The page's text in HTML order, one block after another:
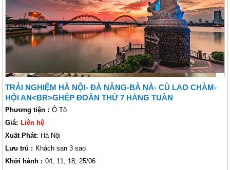
rũ có sức hấp dẫn đặc biệt đối với khách thăm quan trong và ngoài
nước. Hội An không chỉ là nơi hội tụ của sự an vui, may mắn mà còn là
một.Hành Trình4 Ngày 5 Đêm hèđưa Lữ khách tận hưởng những giây
phút tuyệt vời của nghỉ hè.
TRẢI NGHIỆM HÀ NỘI- ĐÀ NẴNG-BÀ NÀ- CÙ LAO CHÀM-
HỘI AN<BR>GHÉP ĐOÀN THỨ 7 HÀNG TUẦN
Phương tiện : Ô Tô
Giá: Liên hệ
Xuất Phát: Hà Nội
Lưu trú : Khách sạn 3 sao
Khởi hành : 04, 11, 18, 25/06